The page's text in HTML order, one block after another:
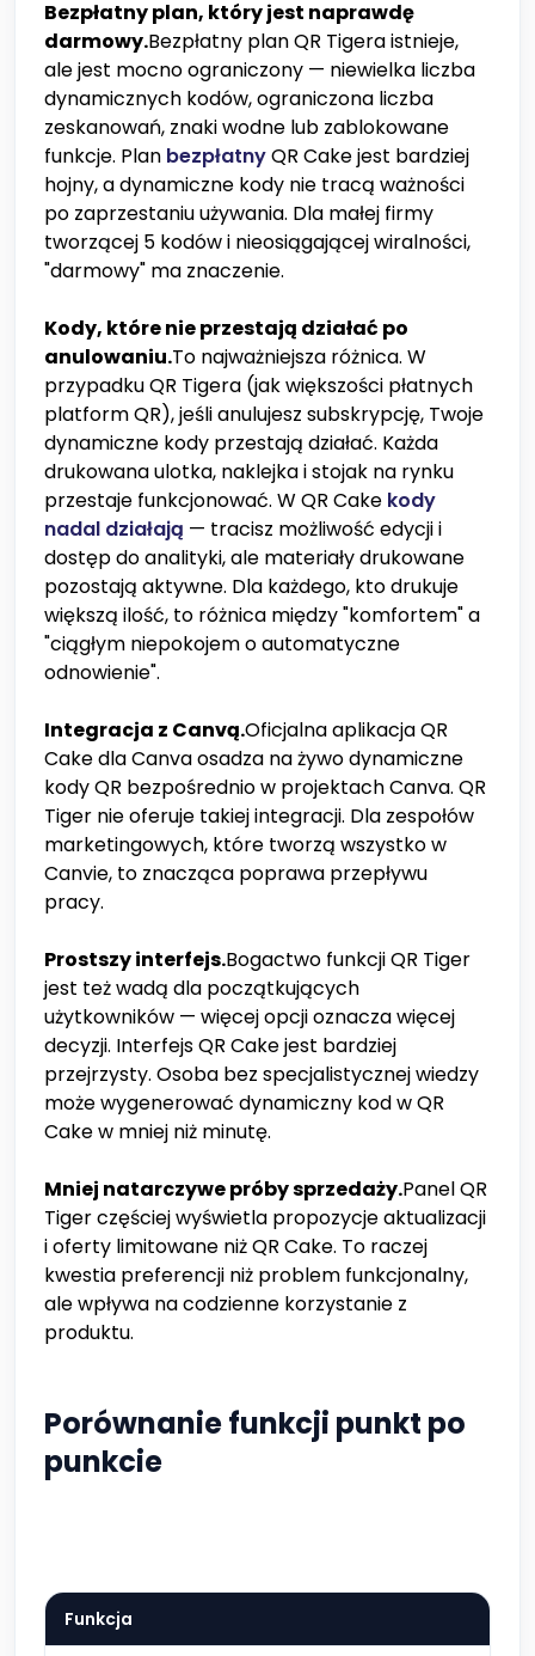
Bezpłatny plan, który jest naprawdę
darmowy.Bezpłatny plan QR Tigera istnieje,
ale jest mocno ograniczony — niewielka liczba
dynamicznych kodów, ograniczona liczba
zeskanowań, znaki wodne lub zablokowane
funkcje. Plan bezpłatnyQR Cake jest bardziej
hojny, a dynamiczne kody nie tracą ważności
po zaprzestaniu używania. Dla małej firmy
tworzącej 5 kodów i nieosiągającej wiralności,
"darmowy" ma znaczenie.
Kody, które nie przestają działać po
anulowaniu.To najważniejsza różnica. W
przypadku QR Tigera (jak większości płatnych
platform QR), jeśli anulujesz subskrypcję, Twoje
dynamiczne kody przestają działać. Każda
drukowana ulotka, naklejka i stojak na rynku
przestaje funkcjonować. W QR Cake kody
nadal działają — tracisz możliwość edycji i
dostęp do analityki, ale materiały drukowane
pozostają aktywne. Dla każdego, kto drukuje
większą ilość, to różnica między "komfortem" a
"ciągłym niepokojem o automatyczne
odnowienie".
Integracja z Canvą.Oficjalna aplikacja QR
Cake dla Canva osadza na żywo dynamiczne
kody QR bezpośrednio w projektach Canva. QR
Tiger nie oferuje takiej integracji. Dla zespołów
marketingowych, które tworzą wszystko w
Canvie, to znacząca poprawa przepływu
pracy.
Prostszy interfejs.Bogactwo funkcji QR Tiger
jest też wadą dla początkujących
użytkowników — więcej opcji oznacza więcej
decyzji. Interfejs QR Cake jest bardziej
przejrzysty. Osoba bez specjalistycznej wiedzy
może wygenerować dynamiczny kod w QR
Cake w mniej niż minutę.
Mniej natarczywe próby sprzedaży.Panel QR
Tiger częściej wyświetla propozycje aktualizacji
i oferty limitowane niż QR Cake. To raczej
kwestia preferencji niż problem funkcjonalny,
ale wpływa na codzienne korzystanie z
produktu.
Porównanie funkcji punkt po
punkcie
Funkcja